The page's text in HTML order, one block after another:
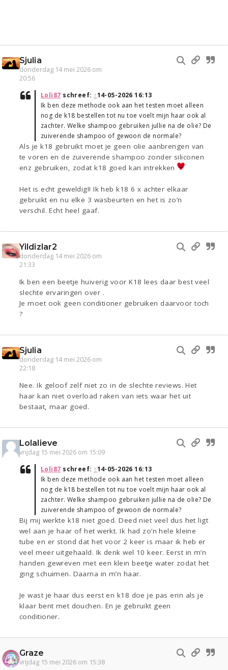
Sjulia
donderdag 14 mei 2026 om
20:56
Loli87 schreef: ↑14-05-2026 16:13
Ik ben deze methode ook aan het testen moet alleen
nog de k18 bestellen tot nu toe voelt mijn haar ook al
zachter. Welke shampoo gebruiken jullie na de olie? De
zuiverende shampoo of gewoon de normale?
Als je k18 gebruikt moet je geen olie aanbrengen van
te voren en de zuiverende shampoo zonder siliconen
enz gebruiken, zodat k18 goed kan intrekken
Het is echt geweldig!! Ik heb k18 6 x achter elkaar
gebruikt en nu elke 3 wasbeurten en het is zo’n
verschil. Echt heel gaaf.
Yildizlar2
donderdag 14 mei 2026 om
21:33
Ik ben een beetje huiverig voor K18 lees daar best veel
slechte ervaringen over .
Je moet ook geen conditioner gebruiken daarvoor toch
?
Sjulia
donderdag 14 mei 2026 om
22:18
Nee. Ik geloof zelf niet zo in de slechte reviews. Het
haar kan niet overload raken van iets waar het uit
bestaat, maar goed.
Lolalieve
vrijdag 15 mei 2026 om 15:09
Loli87 schreef: ↑14-05-2026 16:13
Ik ben deze methode ook aan het testen moet alleen
nog de k18 bestellen tot nu toe voelt mijn haar ook al
zachter. Welke shampoo gebruiken jullie na de olie? De
zuiverende shampoo of gewoon de normale?
Bij mij werkte k18 niet goed. Deed niet veel dus het ligt
wel aan je haar of het werkt. Ik had zo’n hele kleine
tube en er stond dat het voor 2 keer is maar ik heb er
veel meer uitgehaald. Ik denk wel 10 keer. Eerst in m’n
handen gewreven met een klein beetje water zodat het
ging schuimen. Daarna in m’n haar.
Je wast je haar dus eerst en k18 doe je pas erin als je
klaar bent met douchen. En je gebruikt geen
conditioner.
Graze
vrijdag 15 mei 2026 om 15:38